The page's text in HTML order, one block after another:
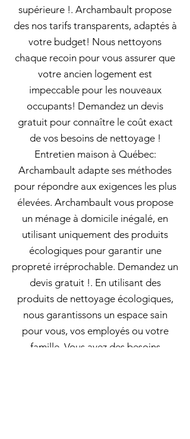
supérieure !. Archambault propose
des nos tarifs transparents, adaptés à
votre budget! Nous nettoyons
chaque recoin pour vous assurer que
votre ancien logement est
impeccable pour les nouveaux
occupants! Demandez un devis
gratuit pour connaître le coût exact
de vos besoins de nettoyage !
Entretien maison à Québec:
Archambault adapte ses méthodes
pour répondre aux exigences les plus
élevées. Archambault vous propose
un ménage à domicile inégalé, en
utilisant uniquement des produits
écologiques pour garantir une
propreté irréprochable. Demandez un
devis gratuit !. En utilisant des
produits de nettoyage écologiques,
nous garantissons un espace sain
pour vous, vos employés ou votre
famille. Vous avez des besoins